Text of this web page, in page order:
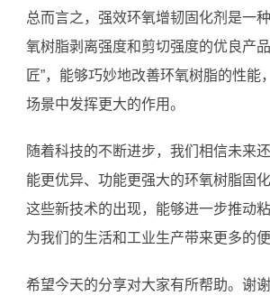
总而言之，强效环氧增韧固化剂是一
氧树脂剥离强度和剪切强度的优良产
匠”，能够巧妙地改善环氧树脂的性能
场景中发挥更大的作用。
随着科技的不断进步，我们相信未来
能更优异、功能更强大的环氧树脂固
这些新技术的出现，能够进一步推动
为我们的生活和工业生产带来更多的便
希望今天的分享对大家有所帮助。谢谢